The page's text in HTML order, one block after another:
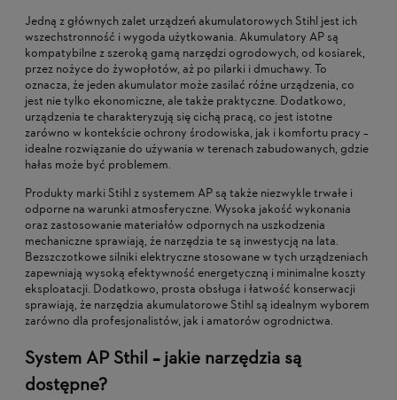
Jedną z głównych zalet urządzeń akumulatorowych Stihl jest ich
wszechstronność i wygoda użytkowania. Akumulatory AP są
kompatybilne z szeroką gamą narzędzi ogrodowych, od kosiarek,
przez nożyce do żywopłotów, aż po pilarki i dmuchawy. To
oznacza, że jeden akumulator może zasilać różne urządzenia, co
jest nie tylko ekonomiczne, ale także praktyczne. Dodatkowo,
urządzenia te charakteryzują się cichą pracą, co jest istotne
zarówno w kontekście ochrony środowiska, jak i komfortu pracy –
idealne rozwiązanie do używania w terenach zabudowanych, gdzie
hałas może być problemem.
Produkty marki Stihl z systemem AP są także niezwykle trwałe i
odporne na warunki atmosferyczne. Wysoka jakość wykonania
oraz zastosowanie materiałów odpornych na uszkodzenia
mechaniczne sprawiają, że narzędzia te są inwestycją na lata.
Bezszczotkowe silniki elektryczne stosowane w tych urządzeniach
zapewniają wysoką efektywność energetyczną i minimalne koszty
eksploatacji. Dodatkowo, prosta obsługa i łatwość konserwacji
sprawiają, że narzędzia akumulatorowe Stihl są idealnym wyborem
zarówno dla profesjonalistów, jak i amatorów ogrodnictwa.
System AP Sthil – jakie narzędzia są
dostępne?